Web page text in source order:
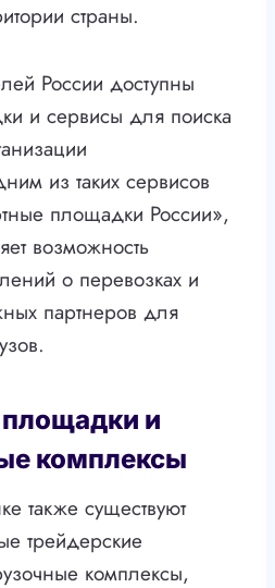
страны.
России доступны
и сервисы для поиска
из таких сервисов
площадки России»,
возможность
о перевозках и
партнеров для
и
комплексы
также существуют
трейдерские
комплексы,